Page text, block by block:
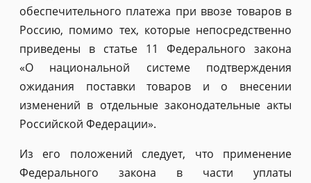
обеспечительного платежа при ввозе товаров в
Россию, помимо тех, которые непосредственно
приведены в статье 11 Федерального закона
«О национальной системе подтверждения
ожидания поставки товаров и о внесении
изменений в отдельные законодательные акты
Российской Федерации».
Из его положений следует, что применение
Федерального закона в части уплаты